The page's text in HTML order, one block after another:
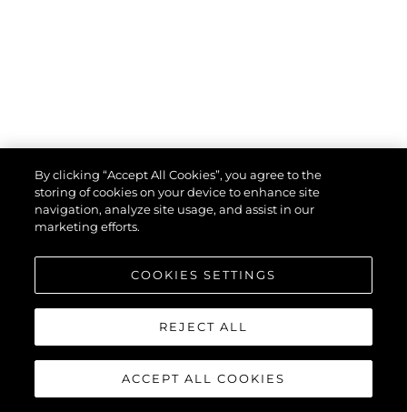
SUNSEEKER PREDATOR 74
By clicking “Accept All Cookies”, you agree to the
storing of cookies on your device to enhance site
navigation, analyze site usage, and assist in our
marketing efforts.
COOKIES SETTINGS
REJECT ALL
ACCEPT ALL COOKIES